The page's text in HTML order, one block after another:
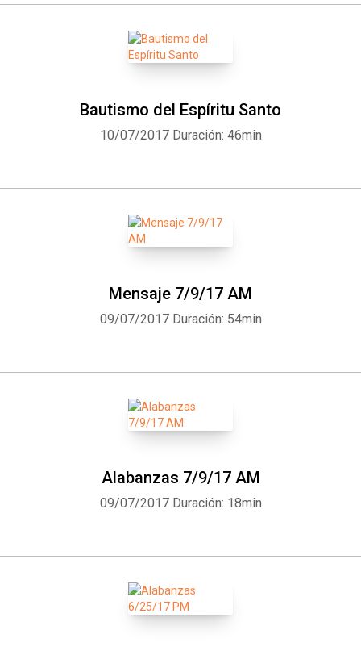
Bautismo del Espíritu Santo
10/07/2017 Duración: 46min
Mensaje 7/9/17 AM
09/07/2017 Duración: 54min
Alabanzas 7/9/17 AM
09/07/2017 Duración: 18min